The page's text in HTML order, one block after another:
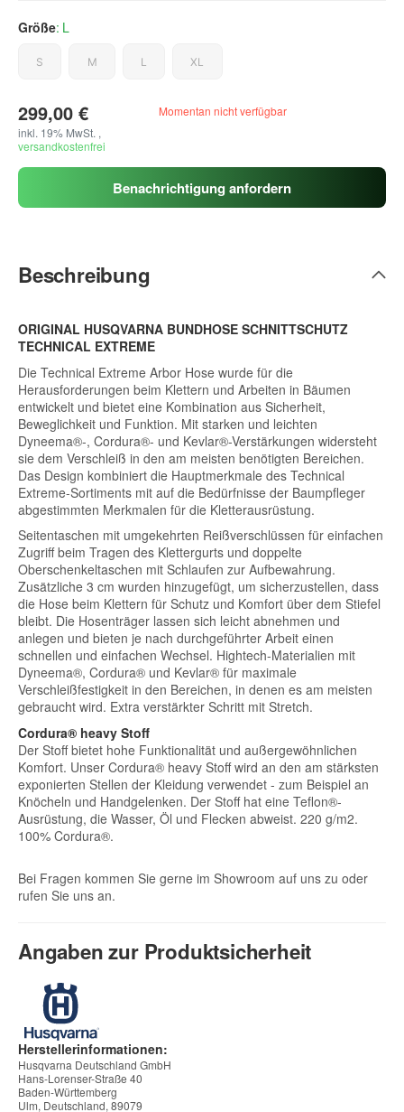
Größe L
S MM L XL
299,00 €
inkl. 19% MwSt. ,
versandkostenfrei
Momentan nicht verfügbar
Benachrichtigung anfordern
Beschreibung
ORIGINAL HUSQVARNA BUNDHOSE SCHNITTSCHUTZ
TECHNICAL EXTREME
Die Technical Extreme Arbor Hose wurde für die
Herausforderungen beim Klettern und Arbeiten in Bäumen
entwickelt und bietet eine Kombination aus Sicherheit,
Beweglichkeit und Funktion. Mit starken und leichten
Dyneema®-, Cordura®- und Kevlar®-Verstärkungen widersteht
sie dem Verschleiß in den am meisten benötigten Bereichen.
Das Design kombiniert die Hauptmerkmale des Technical
Extreme-Sortiments mit auf die Bedürfnisse der Baumpfleger
abgestimmten Merkmalen für die Kletterausrüstung.
Seitentaschen mit umgekehrten Reißverschlüssen für einfachen
Zugriff beim Tragen des Klettergurts und doppelte
Oberschenkeltaschen mit Schlaufen zur Aufbewahrung.
Zusätzliche 3 cm wurden hinzugefügt, um sicherzustellen, dass
die Hose beim Klettern für Schutz und Komfort über dem Stiefel
bleibt. Die Hosenträger lassen sich leicht abnehmen und
anlegen und bieten je nach durchgeführter Arbeit einen
schnellen und einfachen Wechsel. Hightech-Materialien mit
Dyneema®, Cordura® und Kevlar® für maximale
Verschleißfestigkeit in den Bereichen, in denen es am meisten
gebraucht wird. Extra verstärkter Schritt mit Stretch.
Cordura® heavy Stoff
Der Stoff bietet hohe Funktionalität und außergewöhnlichen
Komfort. Unser Cordura® heavy Stoff wird an den am stärksten
exponierten Stellen der Kleidung verwendet - zum Beispiel an
Knöcheln und Handgelenken. Der Stoff hat eine Teflon®-
Ausrüstung, die Wasser, Öl und Flecken abweist. 220 g/m2.
100% Cordura®.
Bei Fragen kommen Sie gerne im Showroom auf uns zu oder
rufen Sie uns an.
Angaben zur Produktsicherheit
Herstellerinformationen:
Husqvarna Deutschland GmbH
Hans-Lorenser-Straße 40
Baden-Württemberg
Ulm, Deutschland, 89079